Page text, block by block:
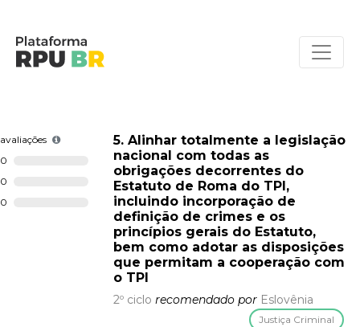
avaliações
0
0
0
5. Alinhar totalmente a legislação
nacional com todas as
obrigações decorrentes do
Estatuto de Roma do TPI,
incluindo incorporação de
definição de crimes e os
princípios gerais do Estatuto,
bem como adotar as disposições
que permitam a cooperação com
o TPI
2º ciclo recomendado por Eslovênia
Justiça Criminal